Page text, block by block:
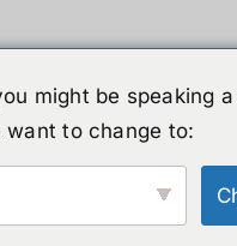
might be speaking
want to change to: